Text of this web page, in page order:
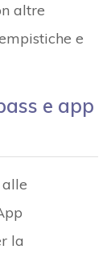
altre
e
e app
la